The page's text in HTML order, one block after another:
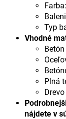
Farba:
Typ
Vhodné
Betón
Plná
Drevo
nájdete v